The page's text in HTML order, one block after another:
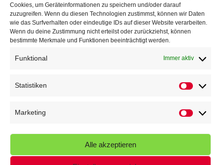
Cookies, um Geräteinformationen zu speichern und/oder darauf
zuzugreifen. Wenn du diesen Technologien zustimmst, können wir Daten
wie das Surfverhalten oder eindeutige IDs auf dieser Website verarbeiten.
Wenn du deine Zustimmung nicht erteilst oder zurückziehst, können
bestimmte Merkmale und Funktionen beeinträchtigt werden.
Funktional Immer aktiv
Statistiken
Marketing
Alle akzeptieren
Veranstaltungen
Höffner Run
Kindersportfest